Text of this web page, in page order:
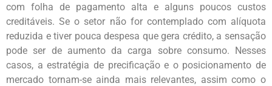
com folha de pagamento alta e alguns poucos custos
creditáveis. Se o setor não for contemplado com alíquota
reduzida e tiver pouca despesa que gera crédito, a sensação
pode ser de aumento da carga sobre consumo. Nesses
casos, a estratégia de precificação e o posicionamento de
mercado tornam-se ainda mais relevantes, assim como o